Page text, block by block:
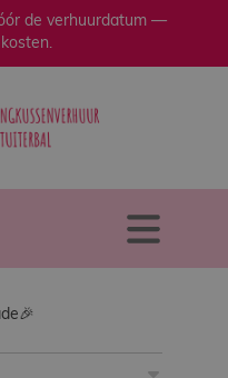
de verhuurdatum —